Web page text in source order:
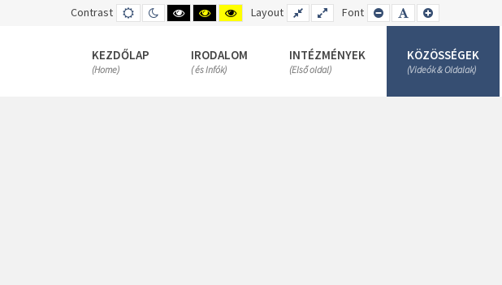
Contrast DEFAULT
MODE
NIGHT
MODE
HIGH
CONTRAST
MODE
HIGH
CONTRAST
MODE
HIGH
CONTRAST
MODE
Layout FIXED
LAYOUT
WIDE
LAYOUT
Font SET
SMALLER
SET
DEFAULT
SET
LARGER
KEZDŐLAP
(Home)
IRODALOM
( és Infók)
INTÉZMÉNYEK
(Első oldal)
KÖZÖSSÉGEK
(Videók & Oldalak)